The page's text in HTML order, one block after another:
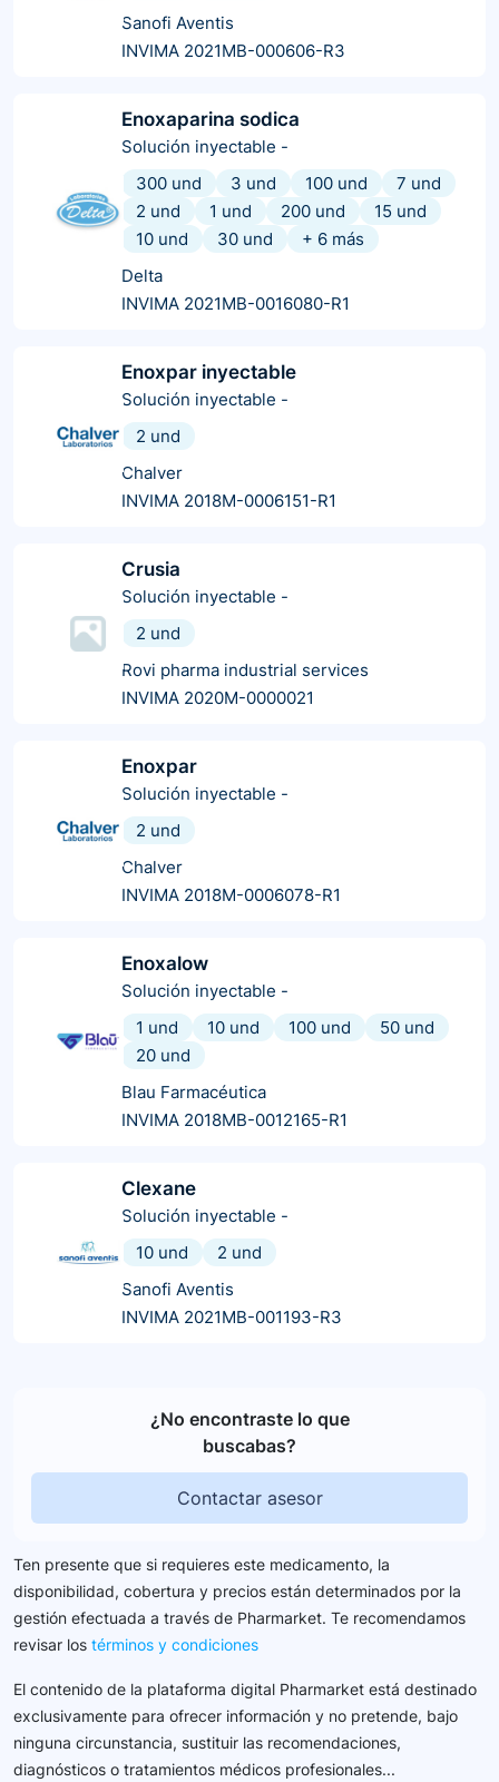
Sanofi Aventis
INVIMA 2021MB-000606-R3
Enoxaparina sodica
Solución inyectable -
300 und
3 und 100 und
7 und
2 und
1 und 200 und
15 und
10 und
30 und + 6 más
Delta
INVIMA 2021MB-0016080-R1
Enoxpar inyectable
Solución inyectable -
2 und
Chalver
INVIMA 2018M-0006151-R1
Crusia
Solución inyectable -
2 und
Rovi pharma industrial services
INVIMA 2020M-0000021
Enoxpar
Solución inyectable -
2 und
Chalver
INVIMA 2018M-0006078-R1
Enoxalow
Solución inyectable -
1 und
10 und 100 und
50 und
20 und
Blau Farmacéutica
INVIMA 2018MB-0012165-R1
Clexane
Solución inyectable -
10 und
2 und
Sanofi Aventis
INVIMA 2021MB-001193-R3
¿No encontraste lo que
buscabas?
Contactar asesor
Ten presente que si requieres este medicamento, la
disponibilidad, cobertura y precios están determinados por la
gestión efectuada a través de Pharmarket. Te recomendamos
revisar los términos y condiciones
El contenido de la plataforma digital Pharmarket está destinado
exclusivamente para ofrecer información y no pretende, bajo
ninguna circunstancia, sustituir las recomendaciones,
diagnósticos o tratamientos médicos profesionales...